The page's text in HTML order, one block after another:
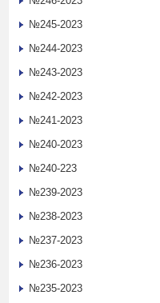
№245-2023
№244-2023
№243-2023
№242-2023
№241-2023
№240-2023
№240-223
№239-2023
№238-2023
№237-2023
№236-2023
№235-2023